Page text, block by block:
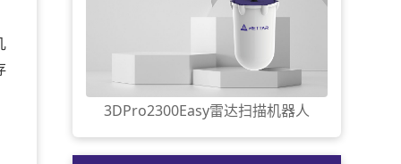
3DPro2300Easy雷达扫描机器人